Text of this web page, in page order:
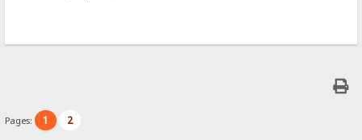
Pages: 1 2